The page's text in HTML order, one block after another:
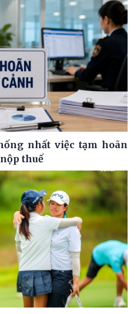
nhất việc tạm hoãn
thuế